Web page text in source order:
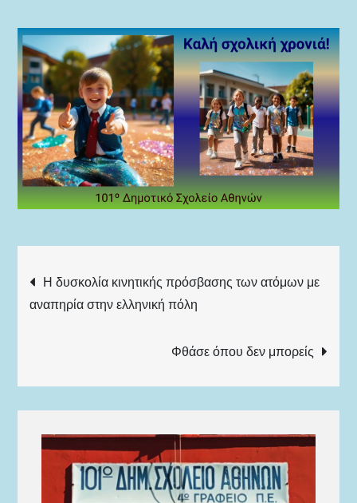
Πλοήγηση
άρθρων
Η δυσκολία κινητικής πρόσβασης των ατόμων με
αναπηρία στην ελληνική πόλη
Φθάσε όπου δεν μπορείς